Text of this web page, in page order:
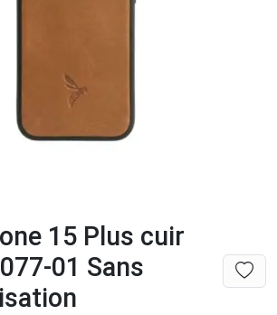
15 Plus cuir
01 Sans